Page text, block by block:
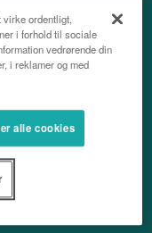
ordentligt,
i forhold til sociale
vedrørende din
i reklamer og med
alle cookies